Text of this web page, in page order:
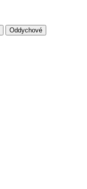
Oddychové